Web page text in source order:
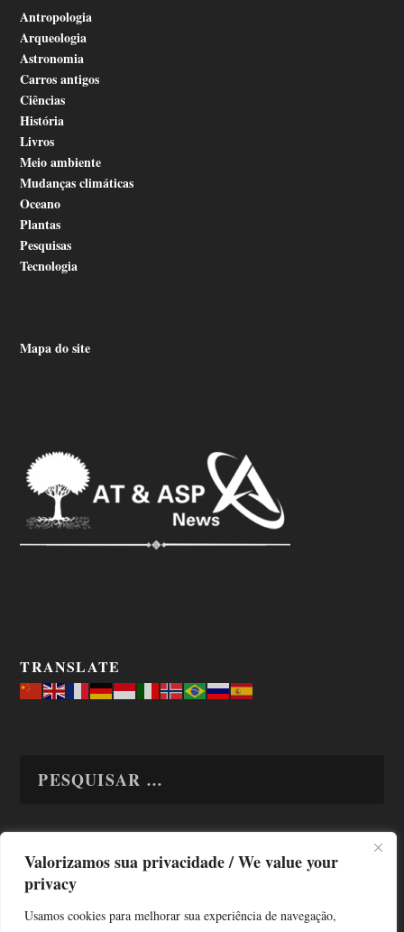
Valorizamos sua privacidade / We value your
privacy
Usamos cookies para melhorar sua experiência de navegação,
Antropologia
Arqueologia
Astronomia
Carros antigos
Ciências
História
Livros
Meio ambiente
Mudanças climáticas
Oceano
Plantas
Pesquisas
Tecnologia
Mapa do site
TRANSLATE
TODAS OS ASSUNTOS